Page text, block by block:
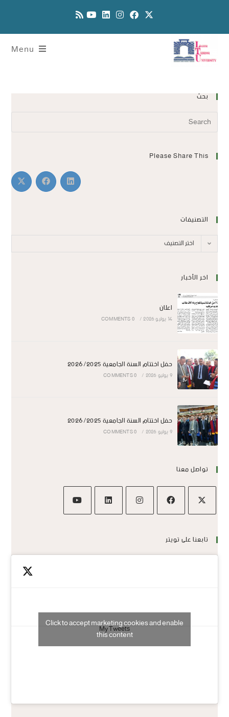
Menu
بحث
Please Share This
التصنيفات
اختر التصنيف
اخر الأخبار
اعلان
14 يوليو 2026 /
0 COMMENTS
حفل اختتام السنة الجامعية 2026/2025
9 يوليو 2026 /
0 COMMENTS
حفل اختتام السنة الجامعية 2026/2025
9 يوليو 2026 /
0 COMMENTS
تواصل معنا
تابعنا على تويتر
My Tweets
Click to accept marketing cookies and enable
this content